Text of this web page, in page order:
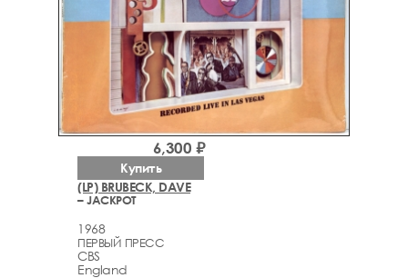
(LP) BRUBECK, DAVE
– JACKPOT
1968
ПЕРВЫЙ ПРЕСС
CBS
England
6,300 ₽
Купить